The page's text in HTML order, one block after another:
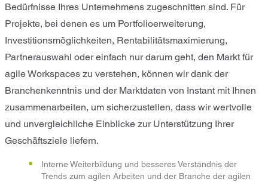
Bedürfnisse Ihres Unternehmens zugeschnitten sind. Für
Projekte, bei denen es um Portfolioerweiterung,
Investitionsmöglichkeiten, Rentabilitätsmaximierung,
Partnerauswahl oder einfach nur darum geht, den Markt für
agile Workspaces zu verstehen, können wir dank der
Branchenkenntnis und der Marktdaten von Instant mit Ihnen
zusammenarbeiten, um sicherzustellen, dass wir wertvolle
und unvergleichliche Einblicke zur Unterstützung Ihrer
Geschäftsziele liefern.
Interne Weiterbildung und besseres Verständnis der
Trends zum agilen Arbeiten und der Branche der agilen